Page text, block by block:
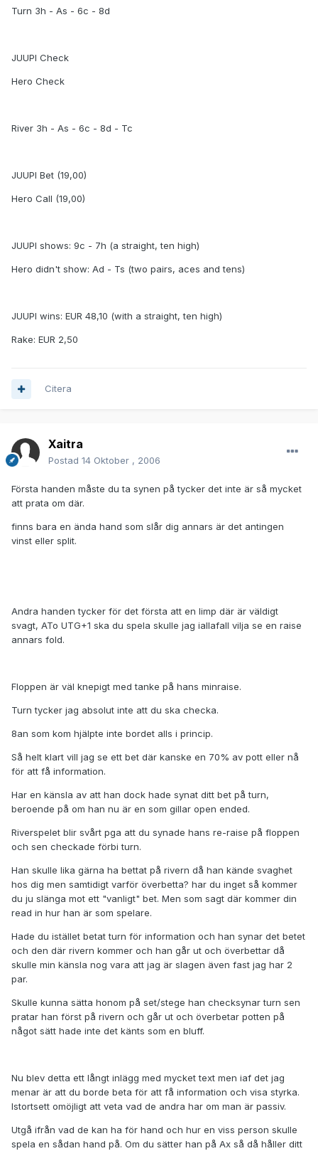
Turn 3h - As - 6c - 8d
JUUPI Check
Hero Check
River 3h - As - 6c - 8d - Tc
JUUPI Bet (19,00)
Hero Call (19,00)
JUUPI shows: 9c - 7h (a straight, ten high)
Hero didn't show: Ad - Ts (two pairs, aces and tens)
JUUPI wins: EUR 48,10 (with a straight, ten high)
Rake: EUR 2,50
Citera
Xaitra
Postad 14 Oktober , 2006
Första handen måste du ta synen på tycker det inte är så mycket
att prata om där.
finns bara en ända hand som slår dig annars är det antingen
vinst eller split.
Andra handen tycker för det första att en limp där är väldigt
svagt, ATo UTG+1 ska du spela skulle jag iallafall vilja se en raise
annars fold.
Floppen är väl knepigt med tanke på hans minraise.
Turn tycker jag absolut inte att du ska checka.
8an som kom hjälpte inte bordet alls i princip.
Så helt klart vill jag se ett bet där kanske en 70% av pott eller nå
för att få information.
Har en känsla av att han dock hade synat ditt bet på turn,
beroende på om han nu är en som gillar open ended.
Riverspelet blir svårt pga att du synade hans re-raise på floppen
och sen checkade förbi turn.
Han skulle lika gärna ha bettat på rivern då han kände svaghet
hos dig men samtidigt varför överbetta? har du inget så kommer
du ju slänga mot ett "vanligt" bet. Men som sagt där kommer din
read in hur han är som spelare.
Hade du istället betat turn för information och han synar det betet
och den där rivern kommer och han går ut och överbettar då
skulle min känsla nog vara att jag är slagen även fast jag har 2
par.
Skulle kunna sätta honom på set/stege han checksynar turn sen
pratar han först på rivern och går ut och överbetar potten på
något sätt hade inte det känts som en bluff.
Nu blev detta ett långt inlägg med mycket text men iaf det jag
menar är att du borde beta för att få information och visa styrka.
Istortsett omöjligt att veta vad de andra har om man är passiv.
Utgå ifrån vad de kan ha för hand och hur en viss person skulle
spela en sådan hand på. Om du sätter han på Ax så då håller ditt